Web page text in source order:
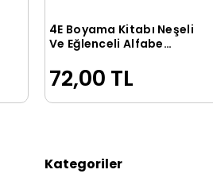
Sepete Ekle
4E Boyama Kitabı Neşeli
Ve Eğlenceli Alfabe
72,00 TL
Kategoriler